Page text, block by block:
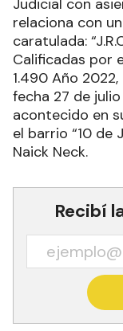
Judicial con
relaciona con
caratulada:
Calificadas por
1.490 Año
fecha 27 de
acontecido en
el barrio “10 de
Naick Neck.
Recibí